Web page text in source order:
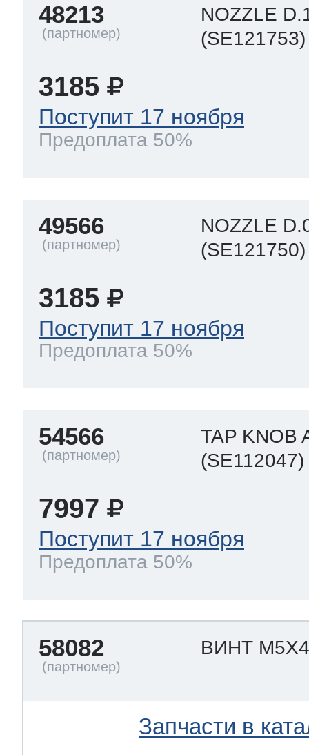
48213
NOZZLE
(SE121753)
3185
Поступит 17 ноября
Предоплата 50%
49566
NOZZLE
(SE121750)
3185
Поступит 17 ноября
Предоплата 50%
54566
TAP KNOB
(SE112047)
7997
Поступит 17 ноября
Предоплата 50%
58082 ВИНТ
Запчасти в